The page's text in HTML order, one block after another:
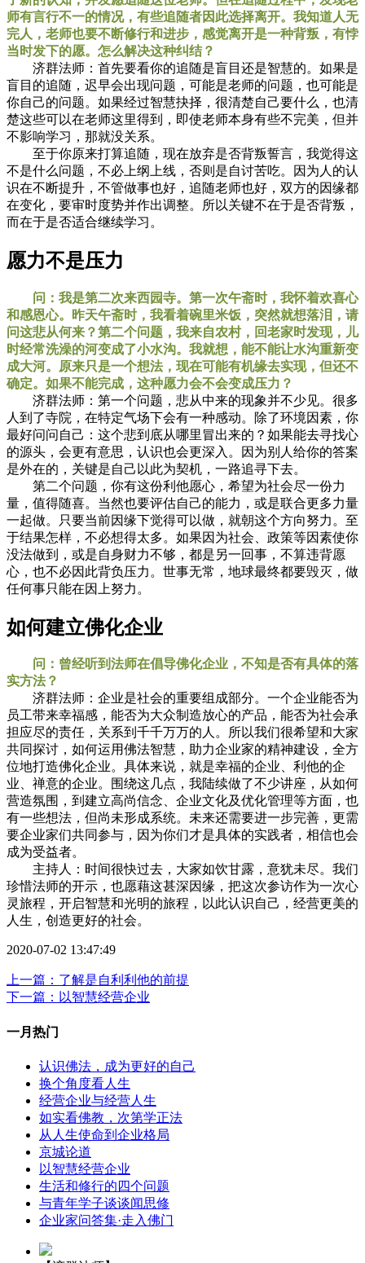
师有言行不一的情况，有些追随者因此选择离开。我知道人无
完人，老师也要不断修行和进步，感觉离开是一种背叛，有悖
当时发下的愿。怎么解决这种纠结？
济群法师：首先要看你的追随是盲目还是智慧的。如果是
盲目的追随，迟早会出现问题，可能是老师的问题，也可能是
你自己的问题。如果经过智慧抉择，很清楚自己要什么，也清
楚这些可以在老师这里得到，即使老师本身有些不完美，但并
不影响学习，那就没关系。
至于你原来打算追随，现在放弃是否背叛誓言，我觉得这
不是什么问题，不必上纲上线，否则是自讨苦吃。因为人的认
识在不断提升，不管做事也好，追随老师也好，双方的因缘都
在变化，要审时度势并作出调整。所以关键不在于是否背叛，
而在于是否适合继续学习。
愿力不是压力
问：我是第二次来西园寺。第一次午斋时，我怀着欢喜心
和感恩心。昨天午斋时，我看着碗里米饭，突然就想落泪，请
问这悲从何来？第二个问题，我来自农村，回老家时发现，儿
时经常洗澡的河变成了小水沟。我就想，能不能让水沟重新变
成大河。原来只是一个想法，现在可能有机缘去实现，但还不
确定。如果不能完成，这种愿力会不会变成压力？
济群法师：第一个问题，悲从中来的现象并不少见。很多
人到了寺院，在特定气场下会有一种感动。除了环境因素，你
最好问问自己：这个悲到底从哪里冒出来的？如果能去寻找心
的源头，会更有意思，认识也会更深入。因为别人给你的答案
是外在的，关键是自己以此为契机，一路追寻下去。
第二个问题，你有这份利他愿心，希望为社会尽一份力
量，值得随喜。当然也要评估自己的能力，或是联合更多力量
一起做。只要当前因缘下觉得可以做，就朝这个方向努力。至
于结果怎样，不必想得太多。如果因为社会、政策等因素使你
没法做到，或是自身财力不够，都是另一回事，不算违背愿
心，也不必因此背负压力。世事无常，地球最终都要毁灭，做
任何事只能在因上努力。
如何建立佛化企业
问：曾经听到法师在倡导佛化企业，不知是否有具体的落
实方法？
济群法师：企业是社会的重要组成部分。一个企业能否为
员工带来幸福感，能否为大众制造放心的产品，能否为社会承
担应尽的责任，关系到千千万万的人。所以我们很希望和大家
共同探讨，如何运用佛法智慧，助力企业家的精神建设，全方
位地打造佛化企业。具体来说，就是幸福的企业、利他的企
业、禅意的企业。围绕这几点，我陆续做了不少讲座，从如何
营造氛围，到建立高尚信念、企业文化及优化管理等方面，也
有一些想法，但尚未形成系统。未来还需要进一步完善，更需
要企业家们共同参与，因为你们才是具体的实践者，相信也会
成为受益者。
主持人：时间很快过去，大家如饮甘露，意犹未尽。我们
珍惜法师的开示，也愿藉这甚深因缘，把这次参访作为一次心
灵旅程，开启智慧和光明的旅程，以此认识自己，经营更美的
人生，创造更好的社会。
2020-07-02 13:47:49
上一篇：了解是自利利他的前提
下一篇：以智慧经营企业
一月热门
认识佛法，成为更好的自己
换个角度看人生
经营企业与经营人生
如实看佛教，次第学正法
从人生使命到企业格局
京城论道
以智慧经营企业
生活和修行的四个问题
与青年学子谈谈闻思修
企业家问答集·走入佛门